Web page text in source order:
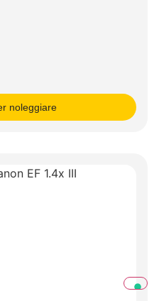
noleggiare